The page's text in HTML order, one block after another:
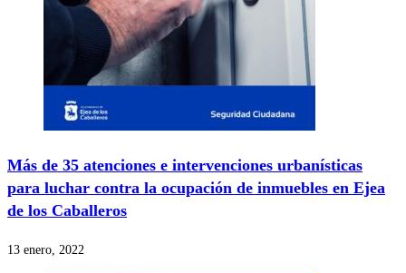
Más de 35 atenciones e intervenciones urbanísticas
para luchar contra la ocupación de inmuebles en Ejea
de los Caballeros
13 enero, 2022